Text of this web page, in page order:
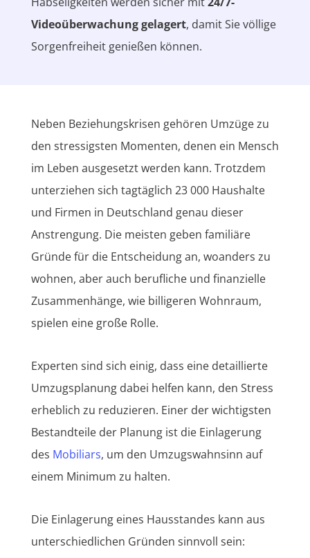
Videoüberwachung gelagert, damit Sie völlige
Sorgenfreiheit genießen können.
Neben Beziehungskrisen gehören Umzüge zu
den stressigsten Momenten, denen ein Mensch
im Leben ausgesetzt werden kann. Trotzdem
unterziehen sich tagtäglich 23 000 Haushalte
und Firmen in Deutschland genau dieser
Anstrengung. Die meisten geben familiäre
Gründe für die Entscheidung an, woanders zu
wohnen, aber auch berufliche und finanzielle
Zusammenhänge, wie billigeren Wohnraum,
spielen eine große Rolle.
Experten sind sich einig, dass eine detaillierte
Umzugsplanung dabei helfen kann, den Stress
erheblich zu reduzieren. Einer der wichtigsten
Bestandteile der Planung ist die Einlagerung
des Mobiliars, um den Umzugswahnsinn auf
einem Minimum zu halten.
Die Einlagerung eines Hausstandes kann aus
unterschiedlichen Gründen sinnvoll sein: